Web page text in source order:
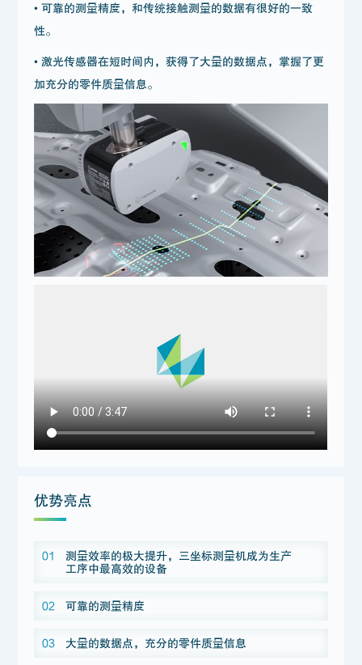
• 可靠的测量精度，和传统接触测量的数据有很好的一致
性。
• 激光传感器在短时间内，获得了大量的数据点，掌握了更
加充分的零件质量信息。
优势亮点
01
测量效率的极大提升，三坐标测量机成为生产
工序中最高效的设备
02 可靠的测量精度
03 大量的数据点，充分的零件质量信息